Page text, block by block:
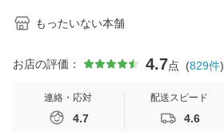
もったいない本舗
お店の評価： 4.7点 (829件)
連絡・応対
4.7
配送スピード
4.6